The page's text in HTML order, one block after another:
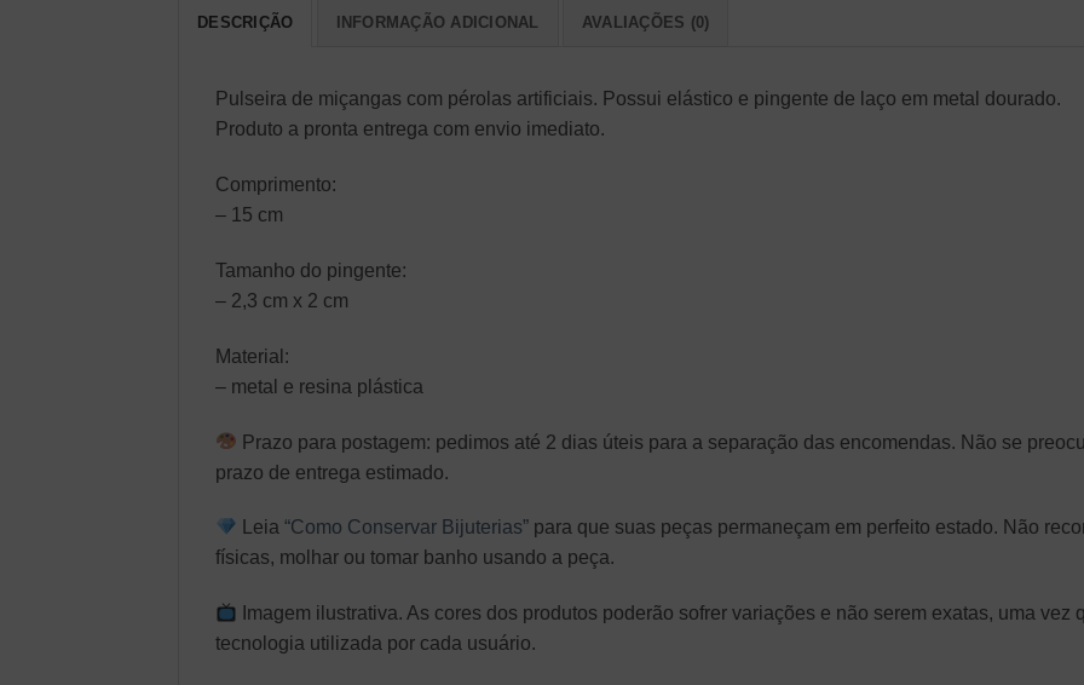
DESCRIÇÃO INFORMAÇÃO ADICIONAL AVALIAÇÕES (0)
Pulseira de miçangas com pérolas artificiais. Possui elástico e pingente de laço em metal dourado.
Produto a pronta entrega com envio imediato.
Comprimento:
– 15 cm
Tamanho do pingente:
– 2,3 cm x 2 cm
Material:
– metal e resina plástica
Prazo para postagem: pedimos até 2 dias úteis para a separação das encomendas. Não se
prazo de entrega estimado.
Leia “Como Conservar Bijuterias” para que suas peças permaneçam em perfeito estado. Não
físicas, molhar ou tomar banho usando a peça.
Imagem ilustrativa. As cores dos produtos poderão sofrer variações e não serem exatas, uma vez
tecnologia utilizada por cada usuário.